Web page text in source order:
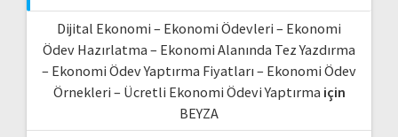
Dijital Ekonomi – Ekonomi Ödevleri – Ekonomi
Ödev Hazırlatma – Ekonomi Alanında Tez Yazdırma
– Ekonomi Ödev Yaptırma Fiyatları – Ekonomi Ödev
Örnekleri – Ücretli Ekonomi Ödevi Yaptırma için
BEYZA